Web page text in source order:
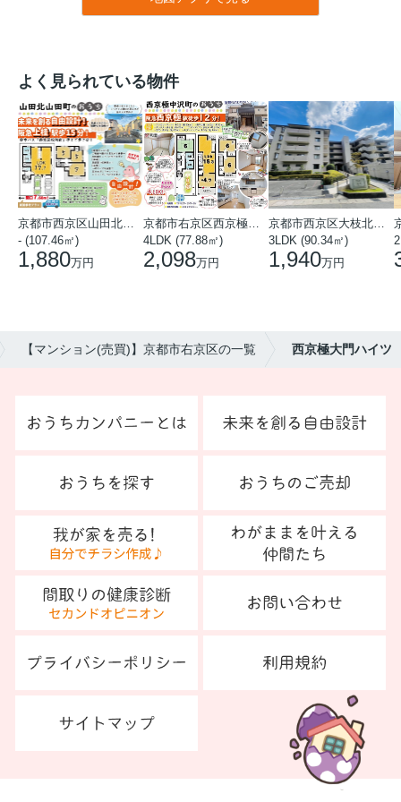
よく見られている物件
- (107.46㎡)
1,880万円
4LDK (77.88㎡)
2,098万円
3LDK (90.34㎡)
1,940万円
【マンション(売買)】京都市右京区の一覧 西京極大門ハイツ